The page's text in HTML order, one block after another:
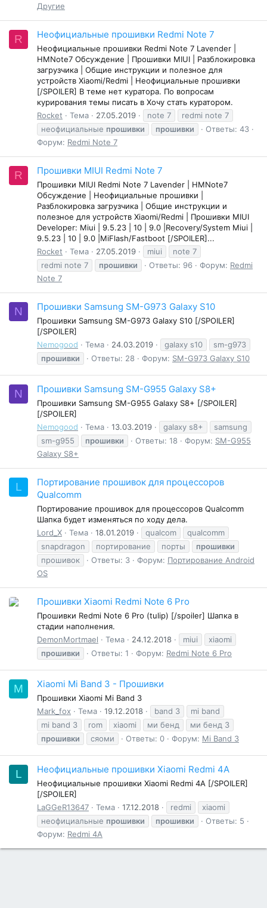
Другие
R Неофициальные прошивки Redmi Note 7
Неофициальные прошивки Redmi Note 7 Lavender |
HMNote7 Обсуждение | Прошивки MIUI | Разблокировка
загрузчика | Общие инструкции и полезное для
устройств Xiaomi/Redmi | Неофициальные прошивки
[/SPOILER] В теме нет куратора. По вопросам
курирования темы писать в Хочу стать куратором.
Rocket
Тема 27.05.2019 note 7
redmi note 7
неофициальные прошивки прошивки
Ответы: 43
Форум: Redmi Note 7
R Прошивки MIUI Redmi Note 7
Прошивки MIUI Redmi Note 7 Lavender | HMNote7
Обсуждение | Неофициальные прошивки |
Разблокировка загрузчика | Общие инструкции и
полезное для устройств Xiaomi/Redmi | Прошивки MIUI
Developer: Miui | 9.5.23 | 10 | 9.0 |Recovery/System Miui |
9.5.23 | 10 | 9.0 |MiFlash/Fastboot [/SPOILER]...
Rocket
Тема 27.05.2019 miui
note 7
redmi note 7
прошивки Ответы: 96 Форум: Redmi
Note 7
N Прошивки Samsung SM-G973 Galaxy S10
Прошивки Samsung SM-G973 Galaxy S10 [/SPOILER]
[/SPOILER]
Nemogood
Тема 24.03.2019 galaxy s10
sm-g973
прошивки
Ответы: 28 Форум: SM-G973 Galaxy S10
N Прошивки Samsung SM-G955 Galaxy S8+
Прошивки Samsung SM-G955 Galaxy S8+ [/SPOILER]
[/SPOILER]
Nemogood
Тема 13.03.2019 galaxy s8+
samsung
sm-g955
прошивки Ответы: 18 Форум: SM-G955
Galaxy S8+
L
Портирование прошивок для процессоров
Qualcomm
Портирование прошивок для процессоров Qualcomm
Шапка будет изменяться по ходу дела.
Lord_X
Тема 18.01.2019 qualcom
qualcomm
snapdragon
портирование порты
прошивки
прошивок
Ответы: 3 Форум: Портирование Android
OS
Прошивки Xiaomi Redmi Note 6 Pro
Прошивки Redmi Note 6 Pro (tulip) [/spoiler] Шапка в
стадии наполнения.
DemonMortmael
Тема 24.12.2018 miui
xiaomi
прошивки
Ответы: 1 Форум: Redmi Note 6 Pro
M Xiaomi Mi Band 3 - Прошивки
Прошивки Xiaomi Mi Band 3
Mark_fox
Тема 19.12.2018 band 3
mi band
mi band 3
rom xiaomi ми бенд
ми бенд 3
прошивки
сяоми Ответы: 0 Форум: Mi Band 3
L Неофициальные прошивки Xiaomi Redmi 4A
Неофициальные прошивки Xiaomi Redmi 4A [/SPOILER]
[/SPOILER]
LaGGeR13647
Тема 17.12.2018 redmi
xiaomi
неофициальные прошивки прошивки
Ответы: 5
Форум: Redmi 4A